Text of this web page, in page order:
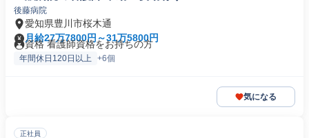
後藤病院
愛知県豊川市桜木通
月給27万7800円～31万5800円
資格 看護師資格をお持ちの方
年間休日120日以上 +6個
気になる
正社員